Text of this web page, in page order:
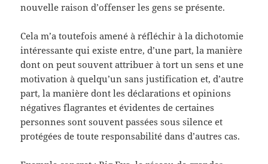
nouvelle raison d’offenser les gens se présente.
Cela m’a toutefois amené à réfléchir à la dichotomie
intéressante qui existe entre, d’une part, la manière
dont on peut souvent attribuer à tort un sens et une
motivation à quelqu’un sans justification et, d’autre
part, la manière dont les déclarations et opinions
négatives flagrantes et évidentes de certaines
personnes sont souvent passées sous silence et
protégées de toute responsabilité dans d’autres cas.